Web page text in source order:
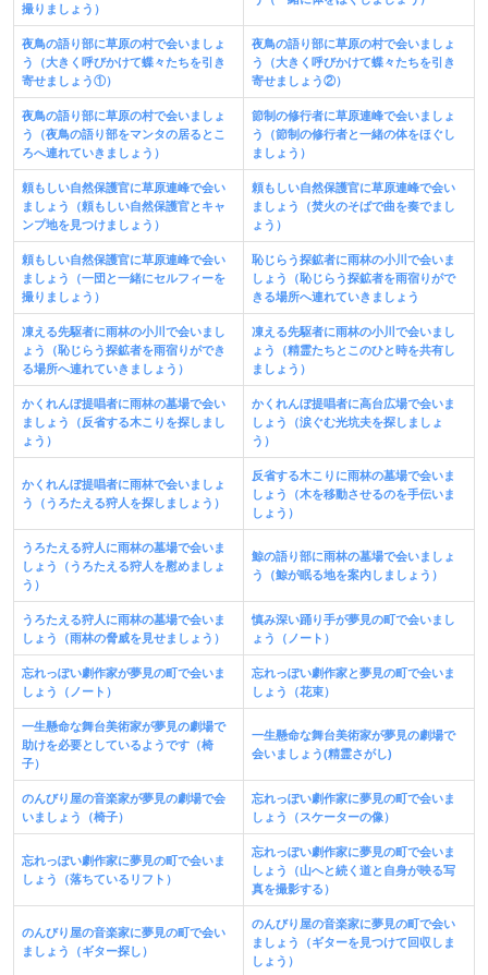
撮りましょう）
夜鳥の語り部に草原の村で会いましょ
う（大きく呼びかけて蝶々たちを引き
寄せましょう①）
夜鳥の語り部に草原の村で会いましょ
う（大きく呼びかけて蝶々たちを引き
寄せましょう②）
夜鳥の語り部に草原の村で会いましょ
う（夜鳥の語り部をマンタの居るとこ
ろへ連れていきましょう）
節制の修行者に草原連峰で会いましょ
う（節制の修行者と一緒の体をほぐし
ましょう）
頼もしい自然保護官に草原連峰で会い
ましょう（頼もしい自然保護官とキャ
ンプ地を見つけましょう）
頼もしい自然保護官に草原連峰で会い
ましょう（焚火のそばで曲を奏でまし
ょう）
頼もしい自然保護官に草原連峰で会い
ましょう（一団と一緒にセルフィーを
撮りましょう）
恥じらう探鉱者に雨林の小川で会いま
しょう（恥じらう探鉱者を雨宿りがで
きる場所へ連れていきましょう
凍える先駆者に雨林の小川で会いまし
ょう（恥じらう探鉱者を雨宿りができ
る場所へ連れていきましょう）
凍える先駆者に雨林の小川で会いまし
ょう（精霊たちとこのひと時を共有し
ましょう）
かくれんぼ提唱者に雨林の墓場で会い
ましょう（反省する木こりを探しまし
ょう）
かくれんぼ提唱者に高台広場で会いま
しょう（涙ぐむ光坑夫を探しましょ
う）
かくれんぼ提唱者に雨林で会いましょ
う（うろたえる狩人を探しましょう）
反省する木こりに雨林の墓場で会いま
しょう（木を移動させるのを手伝いま
しょう）
うろたえる狩人に雨林の墓場で会いま
しょう（うろたえる狩人を慰めましょ
う）
鯨の語り部に雨林の墓場で会いましょ
う（鯨が眠る地を案内しましょう）
うろたえる狩人に雨林の墓場で会いま
しょう（雨林の脅威を見せましょう）
慎み深い踊り手が夢見の町で会いまし
ょう（ノート）
忘れっぽい劇作家が夢見の町で会いま
しょう（ノート）
忘れっぽい劇作家と夢見の町で会いま
しょう（花束）
一生懸命な舞台美術家が夢見の劇場で
助けを必要としているようです（椅
子）
一生懸命な舞台美術家が夢見の劇場で
会いましょう(精霊さがし)
のんびり屋の音楽家が夢見の劇場で会
いましょう（椅子）
忘れっぽい劇作家に夢見の町で会いま
しょう（スケーターの像）
忘れっぽい劇作家に夢見の町で会いま
しょう（落ちているリフト）
忘れっぽい劇作家に夢見の町で会いま
しょう（山へと続く道と自身が映る写
真を撮影する）
のんびり屋の音楽家に夢見の町で会い
ましょう（ギター探し）
のんびり屋の音楽家に夢見の町で会い
ましょう（ギターを見つけて回収しま
しょう）